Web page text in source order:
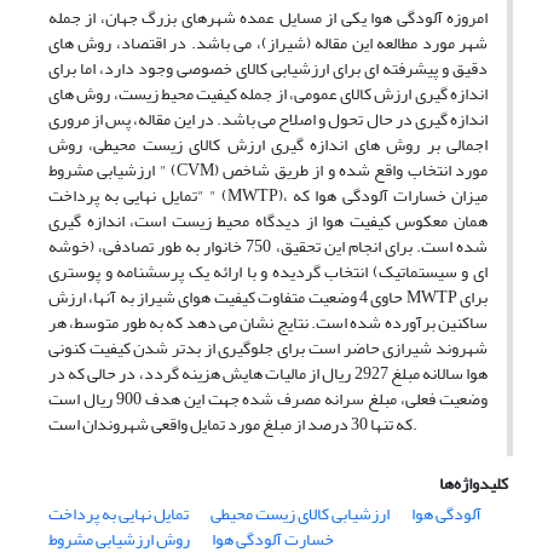
امروزه آلودگی هوا یکی از مسایل عمده شهرهای بزرگ جهان، از جمله
شهر مورد مطالعه این مقاله (شیراز)، می باشد. در اقتصاد، روش های
دقیق و پیشرفته ای برای ارزشیابی کالای خصوصی وجود دارد، اما برای
اندازه گیری ارزش کالای عمومی، از جمله کیفیت محیط زیست، روش های
اندازه گیری در حال تحول و اصلاح می باشد. در این مقاله، پس از مروری
اجمالی بر روش های اندازه گیری ارزش کالای زیست محیطی، روش
ارزشیابی مشروط " (CVM) مورد انتخاب واقع شده و از طریق شاخص
"تمایل نهایی به پرداخت " (MWTP)، میزان خسارات آلودگی هوا که
همان معکوس کیفیت هوا از دیدگاه محیط زیست است، اندازه گیری
شده است. برای انجام این تحقیق، 750 خانوار به طور تصادفی، (خوشه
ای و سیستماتیک) انتخاب گردیده و با ارائه یک پرسشنامه و پوستری
حاوی 4 وضعیت متفاوت کیفیت هوای شیراز به آنها، ارزش MWTP برای
ساکنین برآورده شده است. نتایج نشان می دهد که به طور متوسط، هر
شهروند شیرازی حاضر است برای جلوگیری از بدتر شدن کیفیت کنونی
هوا سالانه مبلغ 2927 ریال از مالیات هایش هزینه گردد، در حالی که در
وضعیت فعلی، مبلغ سرانه مصرف شده جهت این هدف 900 ریال است
که تنها 30 درصد از مبلغ مورد تمایل واقعی شهروندان است.
کلیدواژه‌ها
آلودگی هوا
ارزشیابی کالای زیست محیطی تمایل نهایی به پرداخت
خسارت آلودگی هوا
روش ارزشیابی مشروط